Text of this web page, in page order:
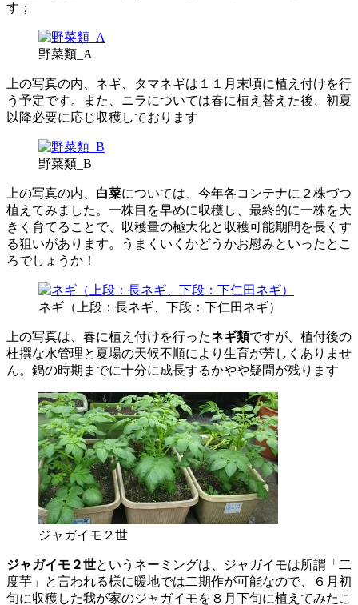
す；
野菜類_A
上の写真の内、ネギ、タマネギは１１月末頃に植え付けを行
う予定です。また、ニラについては春に植え替えた後、初夏
以降必要に応じ収穫しております
野菜類_B
上の写真の内、 白菜については、今年各コンテナに２株づつ
植えてみました。一株目を早めに収穫し、最終的に一株を大
きく育てることで、収穫量の極大化と収穫可能期間を長くす
る狙いがあります。うまくいくかどうかお慰みといったとこ
ろでしょうか！
ネギ（上段：長ネギ、下段：下仁田ネギ）
上の写真は、春に植え付けを行ったネギ類ですが、植付後の
杜撰な水管理と夏場の天候不順により生育が芳しくありませ
ん。鍋の時期までに十分に成長するかやや疑問が残ります
ジャガイモ２世
ジャガイモ２世というネーミングは、ジャガイモは所謂「二
度芋」と言われる様に暖地では二期作が可能なので、６月初
旬に収穫した我が家のジャガイモを８月下旬に植えてみたこ